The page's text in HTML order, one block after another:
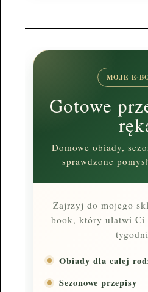
MOJE E-
Gotowe
Domowe obiady,
sprawdzone
Zajrzyj do mojego
book, który ułatwi Ci
Obiady dla całej
Sezonowe przepisy